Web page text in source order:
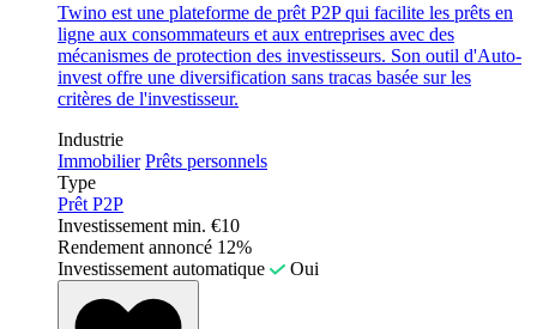
Twino est une plateforme de prêt P2P qui facilite les prêts en
ligne aux consommateurs et aux entreprises avec des
mécanismes de protection des investisseurs. Son outil d'Auto-
invest offre une diversification sans tracas basée sur les
critères de l'investisseur.
Industrie
Immobilier Prêts personnels
Type
Prêt P2P
Investissement min. €10
Rendement annoncé 12%
Investissement automatique
Oui